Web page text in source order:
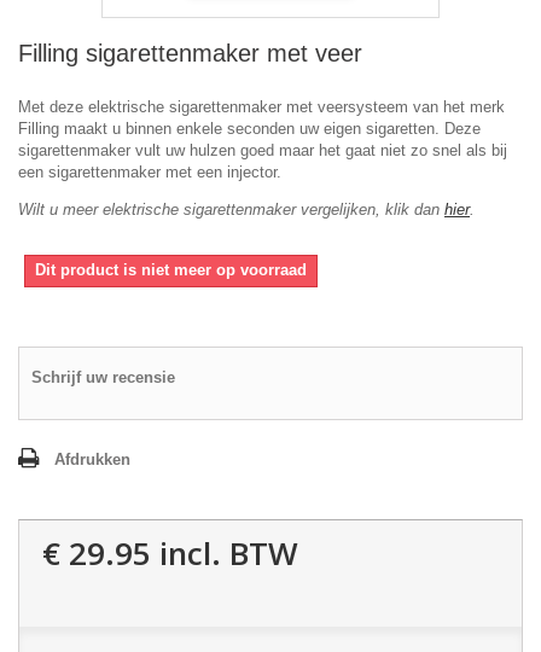
Filling sigarettenmaker met veer
Met deze elektrische sigarettenmaker met veersysteem van het merk
Filling maakt u binnen enkele seconden uw eigen sigaretten. Deze
sigarettenmaker vult uw hulzen goed maar het gaat niet zo snel als bij
een sigarettenmaker met een injector.
Wilt u meer elektrische sigarettenmaker vergelijken, klik dan hier.
Dit product is niet meer op voorraad
Schrijf uw recensie
Afdrukken
€ 29.95 incl. BTW